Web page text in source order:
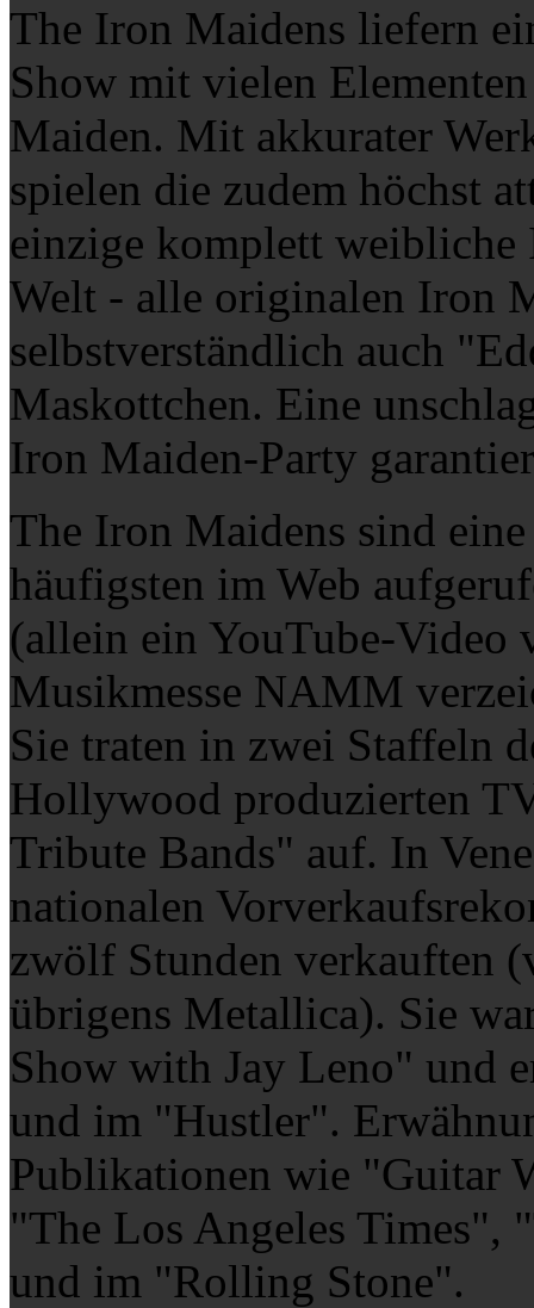
The Iron Maidens liefern
Show mit vielen
Maiden. Mit akkurater
spielen die zudem höchst
einzige komplett
Welt - alle originalen Iron
selbstverständlich auch
Maskottchen. Eine
Iron Maiden-Party
The Iron Maidens sind
häufigsten im Web
(allein ein YouTube-Video
Musikmesse NAMM
Sie traten in zwei Staffeln
Hollywood produzierten
Tribute Bands" auf. In
nationalen
zwölf Stunden verkauften
übrigens Metallica). Sie
Show with Jay Leno" und
und im "Hustler".
Publikationen wie "Guitar
"The Los Angeles
und im "Rolling Stone".